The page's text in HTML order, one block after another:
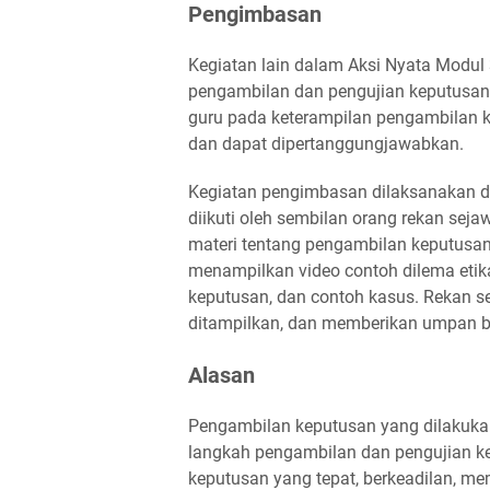
Pengimbasan
Kegiatan lain dalam Aksi Nyata
pengambilan dan pengujian
guru pada keterampilan pengambilan
dan dapat dipertanggungjawabkan.
Kegiatan pengimbasan dilaksanakan
diikuti oleh sembilan orang rekan
materi tentang pengambilan
menampilkan video contoh dilema
keputusan, dan contoh kasus. Rekan
ditampilkan, dan memberikan umpan
Alasan
Pengambilan keputusan yang
langkah pengambilan dan pengujian
keputusan yang tepat, berkeadilan,